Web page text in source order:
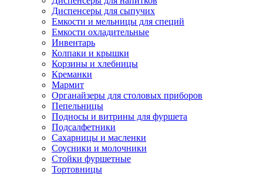
Диспенсеры для сыпучих
Емкости и мельницы для специй
Емкости охладительные
Инвентарь
Колпаки и крышки
Корзины и хлебницы
Креманки
Мармит
Органайзеры для столовых приборов
Пепельницы
Подносы и витрины для фуршета
Подсалфетники
Сахарницы и масленки
Соусники и молочники
Стойки фуршетные
Тортовницы